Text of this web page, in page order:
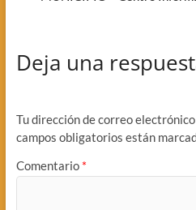
Deja una
Tu dirección de correo
campos obligatorios están
Comentario *